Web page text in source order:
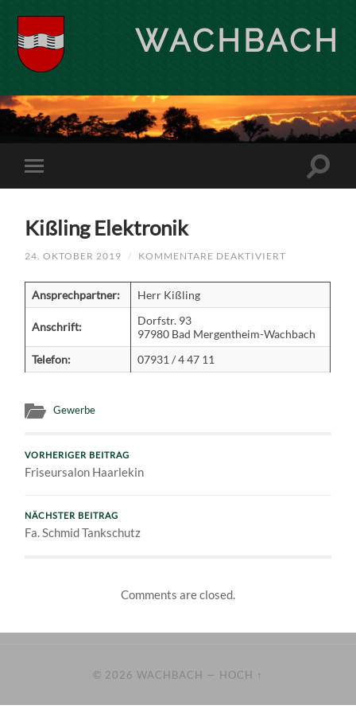
WACHBACH
Kißling Elektronik
24. OKTOBER 2019 / KOMMENTARE DEAKTIVIERT
Ansprechpartner: Herr Kißling
Anschrift:
Dorfstr. 93
97980 Bad Mergentheim-Wachbach
Telefon:
07931 / 4 47 11
Gewerbe
VORHERIGER BEITRAG
Friseursalon Haarlekin
NÄCHSTER BEITRAG
Fa. Schmid Tankschutz
Comments are closed.
© 2026 WACHBACH — HOCH ↑